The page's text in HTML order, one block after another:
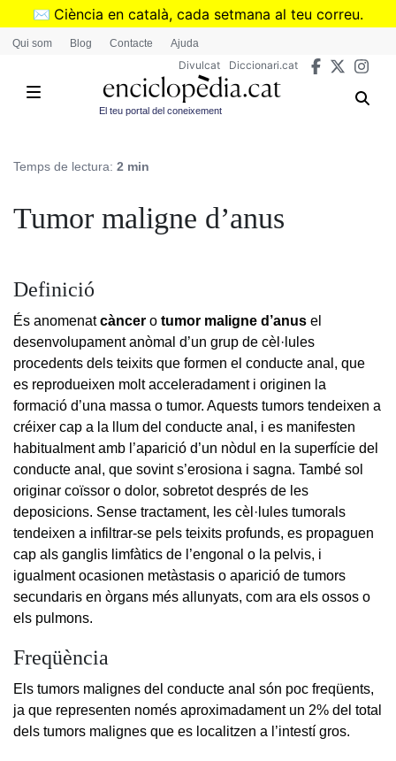
Vés
✉️ Ciència en català, cada setmana al teu correu.
➜Subscriu-te al butlletí de Divulcat
Qui som Blog Contacte Ajuda
Divulcat Diccionari.cat
El teu portal del coneixement
Temps de lectura: 2 min
Tumor maligne d’anus
Definició
És anomenatcàncer o tumor maligne d’anus el
desenvolupament anòmal d’un grup de cèl·lules
procedents dels teixits que formen el conducte anal, que
es reprodueixen molt acceleradament i originen la
formació d’una massa o tumor. Aquests tumors tendeixen a
créixer cap a la llum del conducte anal, i es manifesten
habitualment amb l’aparició d’un nòdul en la superfície del
conducte anal, que sovint s’erosiona i sagna. També sol
originar coïssor o dolor, sobretot després de les
deposicions. Sense tractament, les cèl·lules tumorals
tendeixen a infiltrar-se pels teixits profunds, es propaguen
cap als ganglis limfàtics de l’engonal o la pelvis, i
igualment ocasionen metàstasis o aparició de tumors
secundaris en òrgans més allunyats, com ara els ossos o
els pulmons.
Freqüència
Els tumors malignes del conducte anal són poc freqüents,
ja que representen només aproximadament un 2% del total
dels tumors malignes que es localitzen a l’intestí gros.